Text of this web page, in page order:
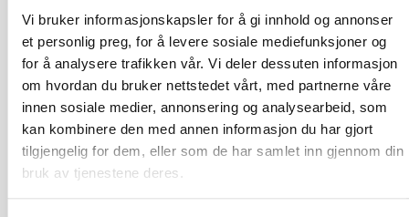
Vi bruker informasjonskapsler for å gi innhold og annonser
et personlig preg, for å levere sosiale mediefunksjoner og
for å analysere trafikken vår. Vi deler dessuten informasjon
om hvordan du bruker nettstedet vårt, med partnerne våre
innen sosiale medier, annonsering og analysearbeid, som
kan kombinere den med annen informasjon du har gjort
tilgjengelig for dem, eller som de har samlet inn gjennom din
bruk av tjenestene deres.
17 jun 2026
“Active citizenship is not a privilege; it is a
right”